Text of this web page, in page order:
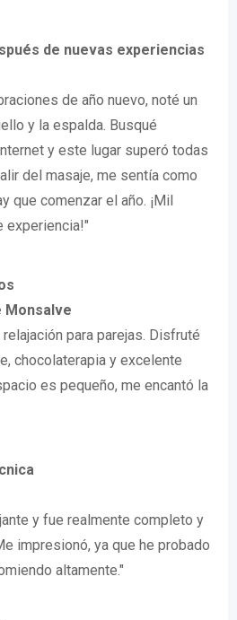
de nuevas experiencias
de año nuevo, noté un
y la espalda. Busqué
y este lugar superó todas
del masaje, me sentía como
que comenzar el año. ¡Mil
experiencia!"
Monsalve
para parejas. Disfruté
chocolaterapia y excelente
es pequeño, me encantó la
y fue realmente completo y
impresionó, ya que he probado
altamente."